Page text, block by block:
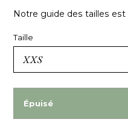
Notre guide des tailles est
Taille
Épuisé